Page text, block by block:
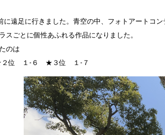
に遠足に行きました。青空の中、フォトアートコン
スごとに個性あふれる作品になりました。
のは
位 １-６ ★３位 １-７